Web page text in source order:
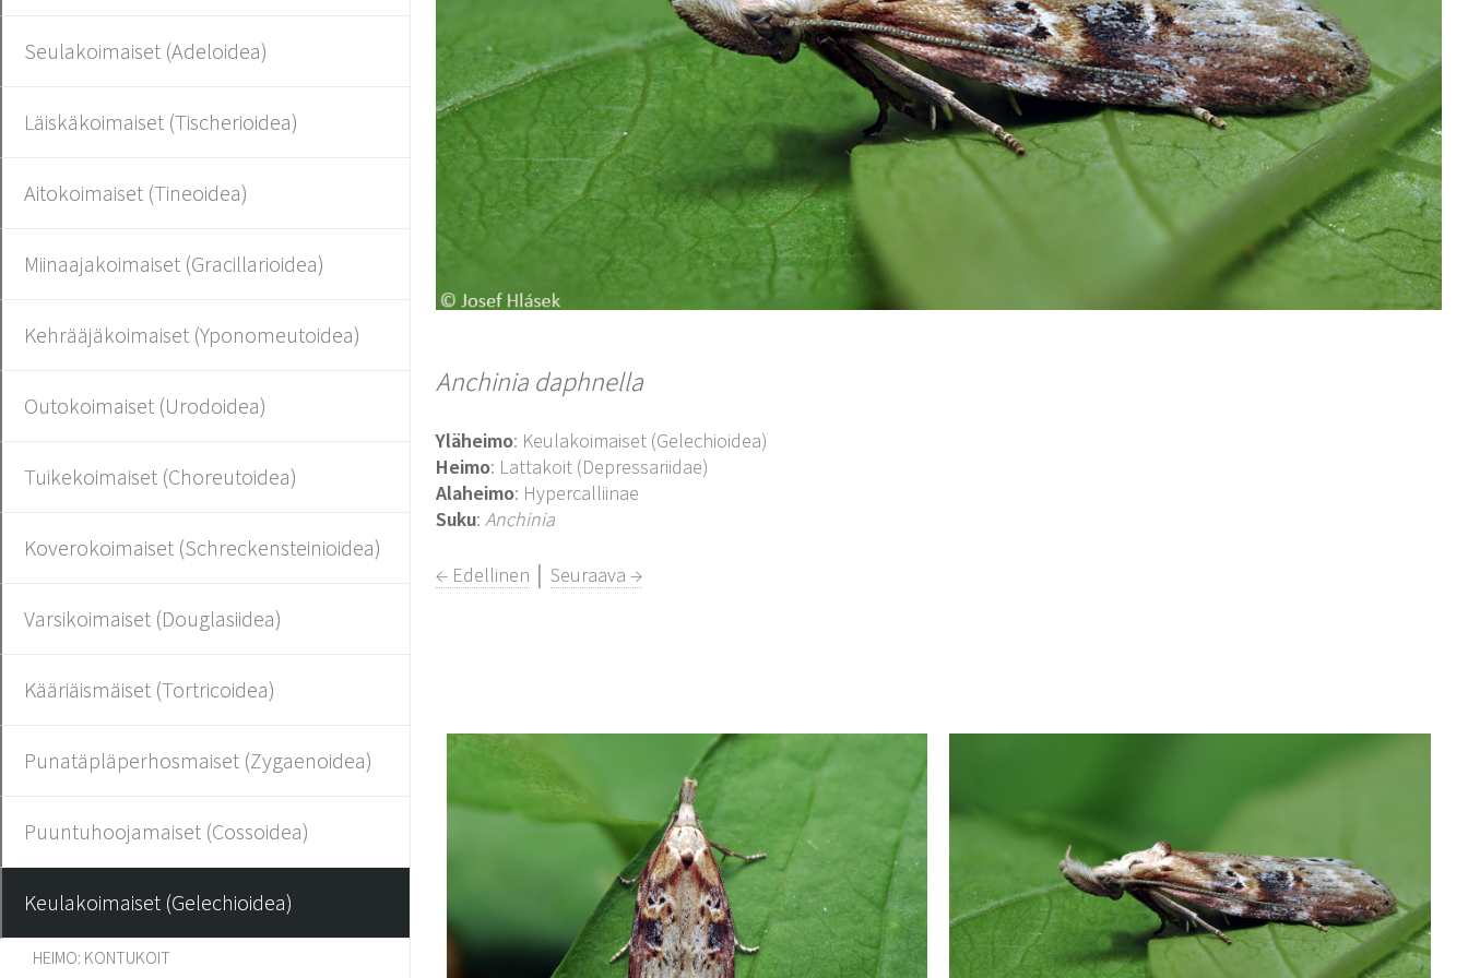
Seulakoimaiset (Adeloidea)
Läiskäkoimaiset (Tischerioidea)
Aitokoimaiset (Tineoidea)
Miinaajakoimaiset (Gracillarioidea)
Kehrääjäkoimaiset (Yponomeutoidea)
Outokoimaiset (Urodoidea)
Tuikekoimaiset (Choreutoidea)
Koverokoimaiset (Schreckensteinioidea)
Varsikoimaiset (Douglasiidea)
Kääriäismäiset (Tortricoidea)
Punatäpläperhosmaiset (Zygaenoidea)
Puuntuhoojamaiset (Cossoidea)
Keulakoimaiset (Gelechioidea)
HEIMO: KONTUKOIT
Anchinia daphnella
Yläheimo: Keulakoimaiset (Gelechioidea)
Heimo: Lattakoit (Depressariidae)
Alaheimo: Hypercalliinae
Suku:Anchinia
← Edellinen │Seuraava →